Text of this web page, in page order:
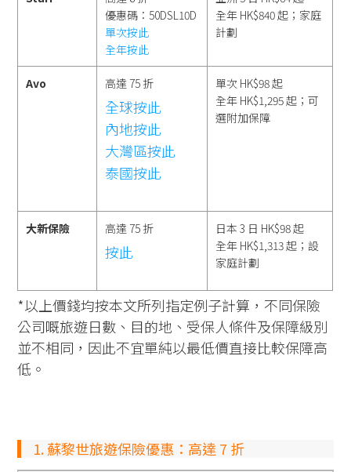
優惠碼：50DSL10D
單次按此
全年按此
全年 HK$840 起；家庭
計劃
Avo 高達 75 折
全球按此
內地按此
大灣區按此
泰國按此
單次 HK$98 起
全年 HK$1,295 起；可
選附加保障
大新保險 高達 75 折
按此
日本 3 日 HK$98 起
全年 HK$1,313 起；設
家庭計劃
*以上價錢均按本文所列指定例子計算，不同保險
公司嘅旅遊日數、目的地、受保人條件及保障級別
並不相同，因此不宜單純以最低價直接比較保障高
低。
1. 蘇黎世旅遊保險優惠：高達 7 折